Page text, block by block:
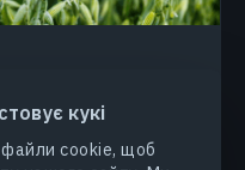
кукі
файли cookie, щоб
Посіву До